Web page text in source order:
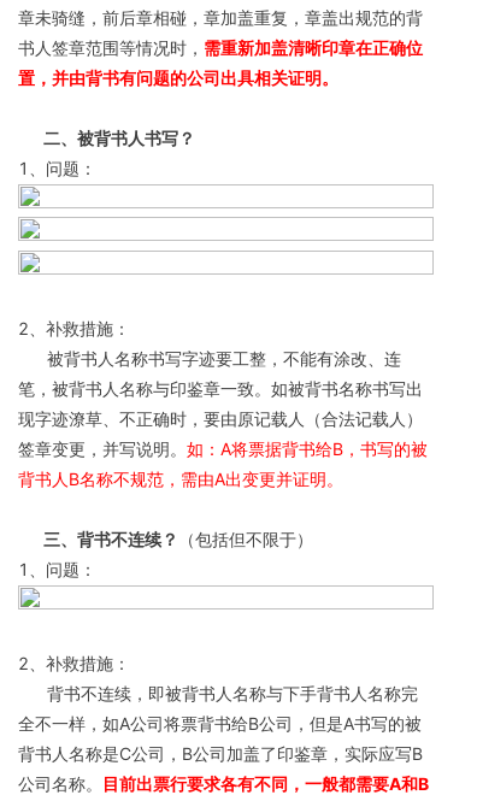
章未骑缝，前后章相碰，章加盖重复，章盖出规范的背
书人签章范围等情况时， 需重新加盖清晰印章在正确位
置，并由背书有问题的公司出具相关证明。
二、被背书人书写？
1、问题：
2、补救措施：
被背书人名称书写字迹要工整，不能有涂改、连
笔，被背书人名称与印鉴章一致。如被背书名称书写出
现字迹潦草、不正确时，要由原记载人（合法记载人）
签章变更，并写说明。 如：A将票据背书给B，书写的被
背书人B名称不规范，需由A出变更并证明。
三、背书不连续？
（包括但不限于）
1、问题：
2、补救措施：
背书不连续，即被背书人名称与下手背书人名称完
全不一样，如A公司将票背书给B公司，但是A书写的被
背书人名称是C公司，B公司加盖了印鉴章，实际应写B
公司名称。
目前出票行要求各有不同，一般都需要A和B